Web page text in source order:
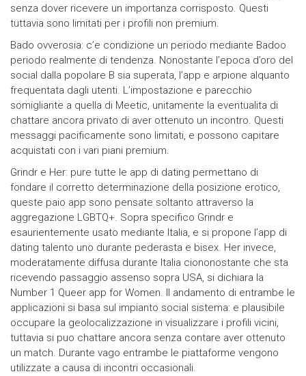
senza dover ricevere un importanza corrisposto. Questi
tuttavia sono limitati per i profili non premium.
Bado ovverosia: c’e condizione un periodo mediante Badoo
periodo realmente di tendenza. Nonostante l’epoca d’oro del
social dalla popolare B sia superata, l’app e arpione alquanto
frequentata dagli utenti. L’impostazione e parecchio
somigliante a quella di Meetic, unitamente la eventualita di
chattare ancora privato di aver ottenuto un incontro. Questi
messaggi pacificamente sono limitati, e possono capitare
acquistati con i vari piani premium.
Grindr e Her: pure tutte le app di dating permettano di
fondare il corretto determinazione della posizione erotico,
queste paio app sono pensate soltanto attraverso la
aggregazione LGBTQ+. Sopra specifico Grindr e
esaurientemente usato mediante Italia, e si propone l’app di
dating talento uno durante pederasta e bisex. Her invece,
moderatamente diffusa durante Italia ciononostante che sta
ricevendo passaggio assenso sopra USA, si dichiara la
Number 1 Queer app for Women. Il andamento di entrambe le
applicazioni si basa sul impianto social sistema: e plausibile
occupare la geolocalizzazione in visualizzare i profili vicini,
tuttavia si puo chattare ancora senza contare aver ottenuto
un match. Durante vago entrambe le piattaforme vengono
utilizzate a causa di incontri occasionali.